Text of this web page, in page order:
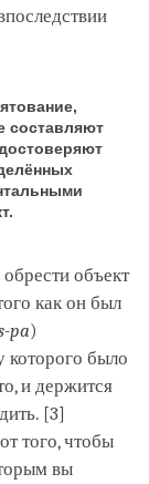
составляют
объект
как он был
pa)
которого было
и держится
[3]
того, чтобы
вы